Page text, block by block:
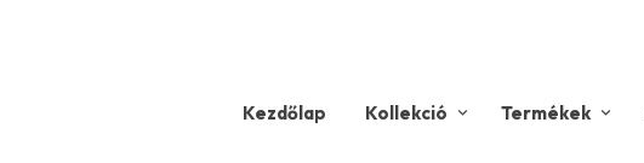
Kezdőlap Kollekció Termékek